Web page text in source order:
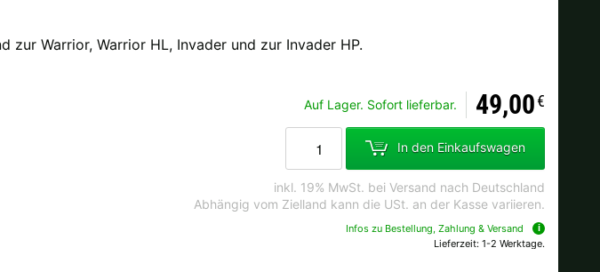
zur Warrior, Warrior HL, Invader und zur Invader HP.
Auf Lager. Sofort lieferbar. 49,00€
In den Einkaufswagen
inkl. 19% MwSt. bei Versand nach Deutschland
Abhängig vom Zielland kann die USt. an der Kasse variieren.
Infos zu Bestellung, Zahlung & Versand
Lieferzeit: 1-2 Werktage.
aus. Und erfragen die Versandkosten bei der Bestellung.